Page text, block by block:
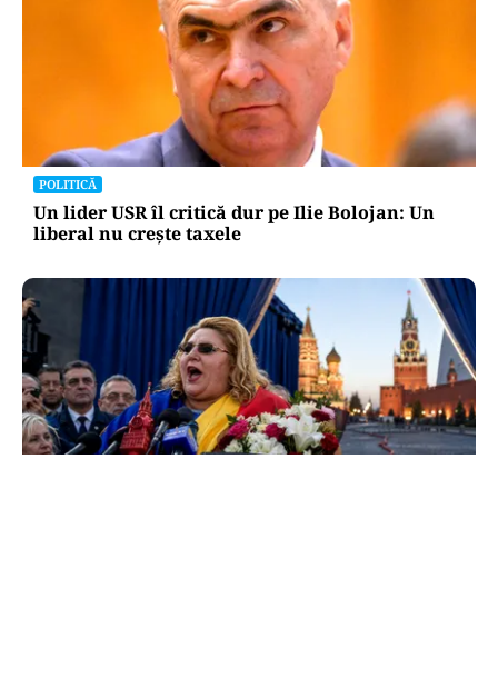
POLITICĂ
Un lider USR îl critică dur pe Ilie Bolojan: Un
liberal nu crește taxele